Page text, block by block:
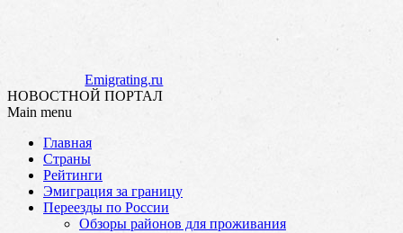
Emigrating.ru
НОВОСТНОЙ ПОРТАЛ
Main menu
content
Главная
Страны
Рейтинги
Эмиграция за границу
Переезды по России
Обзоры районов для проживания